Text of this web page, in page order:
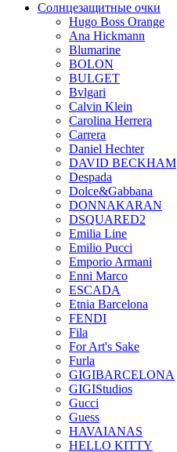
Солнцезащитные очки
Hugo Boss Orange
Ana Hickmann
Blumarine
BOLON
BULGET
Bvlgari
Calvin Klein
Carolina Herrera
Carrera
Daniel Hechter
DAVID BECKHAM
Despada
Dolce&Gabbana
DONNAKARAN
DSQUARED2
Emilia Line
Emilio Pucci
Emporio Armani
Enni Marco
ESCADA
Etnia Barcelona
FENDI
Fila
For Art's Sake
Furla
GIGIBARCELONA
GIGIStudios
Gucci
Guess
HAVAIANAS
HELLO KITTY